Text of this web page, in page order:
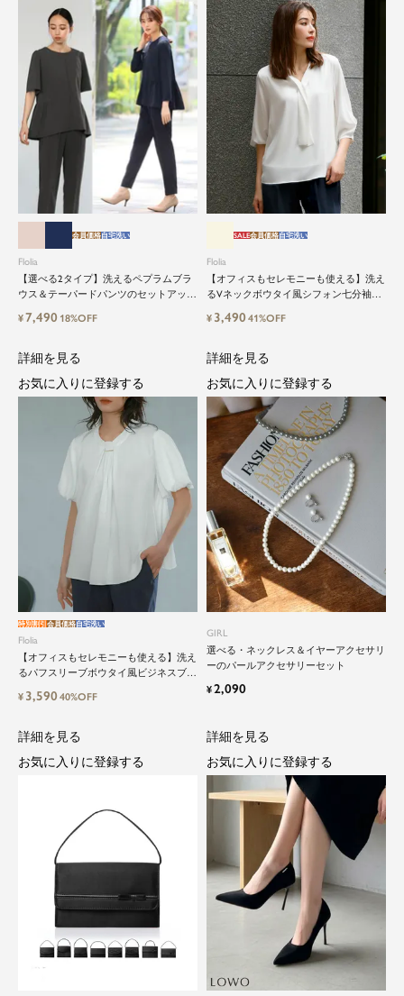
鮮度アップを重ねつづける、大人の女
性のためのスーツファッション
オフィスやマザーシーンで活躍するセレモニース
ーツ。気負わずに着て頂ける素敵な一枚...それが
Floliaの提案するスーツです。
品よく艶やかに着こなすことのできる女性らしい
セットアップから、故人を偲ぶのに相応しい洗練
感のあるブラックフォーマルまで幅広くご提案さ
Flolia
【選べる2タイプ】洗えるペプラムブラ
ウス＆テーパードパンツのセットアップ
会員価格自宅洗い
¥7,490 18%OFF
Flolia
【オフィスもセレモニーも使える】洗え
るVネックボウタイ風シフォン七分袖ビ
SALE会員価格自宅洗い
¥ 3,49041%OFF
Flolia
【オフィスもセレモニーも使える】洗え
るパフスリーブボウタイ風ビジネスブラ
特別割引会員価格自宅洗い
¥ 3,59040%OFF
詳細を見る
お気に入りに登録する
GIRL
選べる・ネックレス＆イヤーアクセサリ
ーのパールアクセサリーセット
¥2,090
詳細を見る
お気に入りに登録する
詳細を見る
お気に入りに登録する
詳細を見る
お気に入りに登録する